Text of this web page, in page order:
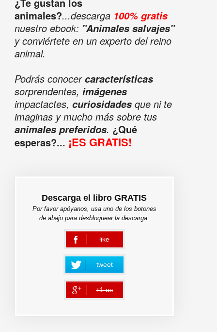
¿Te gustan los
animales?...descarga 100% gratis
nuestro ebook: "Animales salvajes"
y conviértete en un experto del reino
animal.
Podrás conocercaracterísticas
sorprendentes, imágenes
impactactes, curiosidadesque ni te
imaginas y mucho más sobre tus
animales preferidos. ¿Qué
esperas?... ¡ES GRATIS!
Descarga el libro GRATIS
Por favor apóyanos, usa uno de los botones
de abajo para desbloquear la descarga.
like
error
tweet
+1 us
error